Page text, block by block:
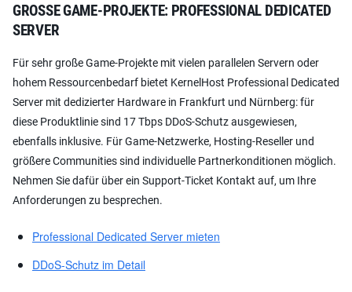
GROSSE GAME-PROJEKTE: PROFESSIONAL DEDICATED S
ERVER
Für sehr große Game-Projekte mit vielen parallelen Servern oder
hohem Ressourcenbedarf bietet KernelHost Professional Dedicated
Server mit dedizierter Hardware in Frankfurt und Nürnberg: für
diese Produktlinie sind 17 Tbps DDoS-Schutz ausgewiesen,
ebenfalls inklusive. Für Game-Netzwerke, Hosting-Reseller und
größere Communities sind individuelle Partnerkonditionen möglich.
Nehmen Sie dafür über ein Support-Ticket Kontakt auf, um Ihre
Anforderungen zu besprechen.
Professional Dedicated Server mieten
DDoS-Schutz im Detail